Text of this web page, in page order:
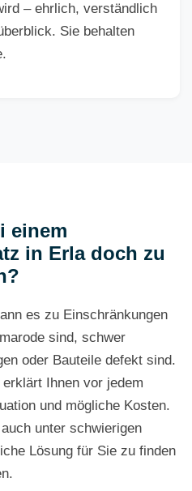
– ehrlich, verständlich
Sie behalten
einem
in Erla doch zu
es zu Einschränkungen
sind, schwer
oder Bauteile defekt sind.
erklärt Ihnen vor jedem
und mögliche Kosten.
unter schwierigen
Lösung für Sie zu finden